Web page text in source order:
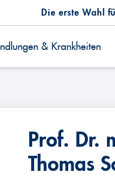
Die erste Wahl
& Krankheiten
Prof. Dr.
Thomas